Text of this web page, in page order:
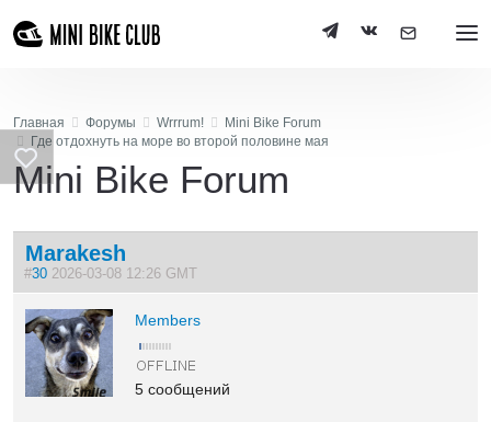
Главная Форумы Wrrrum!
Mini Bike Forum
Где отдохнуть на море во второй половине мая
Mini Bike Forum
Marakesh
#30 2026-03-08 12:26 GMT
Members
5 сообщений